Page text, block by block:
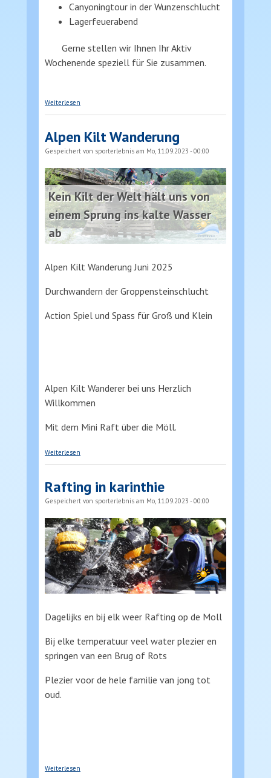
Canyoningtour in der Wunzenschlucht
Lagerfeuerabend
Gerne stellen wir Ihnen Ihr Aktiv
Wochenende speziell für Sie zusammen.
Weiterlesen
Alpen Kilt Wanderung
Gespeichert von sporterlebnis am Mo, 11.09.2023 - 00:00
Kein Kilt der Welt hält uns von
einem Sprung ins kalte Wasser
ab
Alpen Kilt Wanderung Juni 2025
Durchwandern der Groppensteinschlucht
Action Spiel und Spass für Groß und Klein
Alpen Kilt Wanderer bei uns Herzlich
Willkommen
Mit dem Mini Raft über die Möll.
Weiterlesen
Rafting in karinthie
Gespeichert von sporterlebnis am Mo, 11.09.2023 - 00:00
Dagelijks en bij elk weer Rafting op de Moll
Bij elke temperatuur veel water plezier en
springen van een Brug of Rots
Plezier voor de hele familie van jong tot
oud.
Weiterlesen